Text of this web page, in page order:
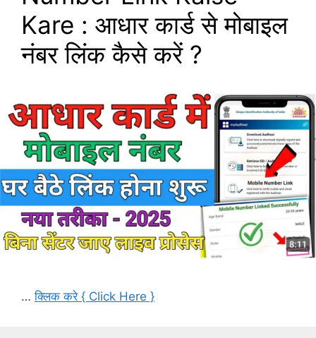
Kare : आधार कार्ड से मोबाइल
नंबर लिंक कैसे करें ?
…क्लिक करे { Click Here }